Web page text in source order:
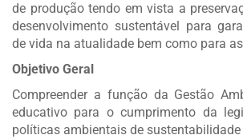
de produção tendo em vista a
desenvolvimento sustentável para
de vida na atualidade bem como para
Objetivo Geral
Compreender a função da Gestão
educativo para o cumprimento da
políticas ambientais de sustentabilidade